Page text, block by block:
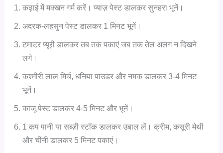
कढ़ाई में मक्खन गर्म करें। प्याज़ पेस्ट डालकर सुनहरा भूनें।
अदरक-लहसुन पेस्ट डालकर 1 मिनट भूनें।
टमाटर प्यूरी डालकर तब तक पकाएं जब तक तेल अलग न दिखने
लगे।
कश्मीरी लाल मिर्च, धनिया पाउडर और नमक डालकर 3-4 मिनट
भूनें।
काजू पेस्ट डालकर 4-5 मिनट और भूनें।
1 कप पानी या सब्ज़ी स्टॉक डालकर उबाल लें। क्रीम, कसूरी मेथी
और चीनी डालकर 5 मिनट पकाएं।